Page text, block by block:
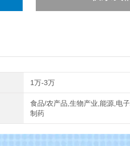
1万-3万
食品/农产品,生物产业,能源,电
制药